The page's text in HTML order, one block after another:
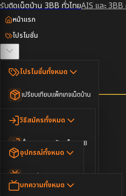
รับติดเน็ตบ้าน 3BB ทั่วไทยAIS และ
หน้าแรก
โปรโมชั่น
โปรโมชั่นทั้งหมด
เปรียบเทียบแพ็กเกจเน็ตบ้าน
เน็ตบ้าน Super Fast
เน็ตบ้าน 2Gbps
ตรวจสอบพื้นที่
วิธีสมัครทั้งหมด
ขั้นตอนการสมัครเน็ต 3BB
อุปกรณ์
อุปกรณ์ทั้งหมด
AIS Play Box
บทความ
บทความทั้งหมด
ข่าวสาร